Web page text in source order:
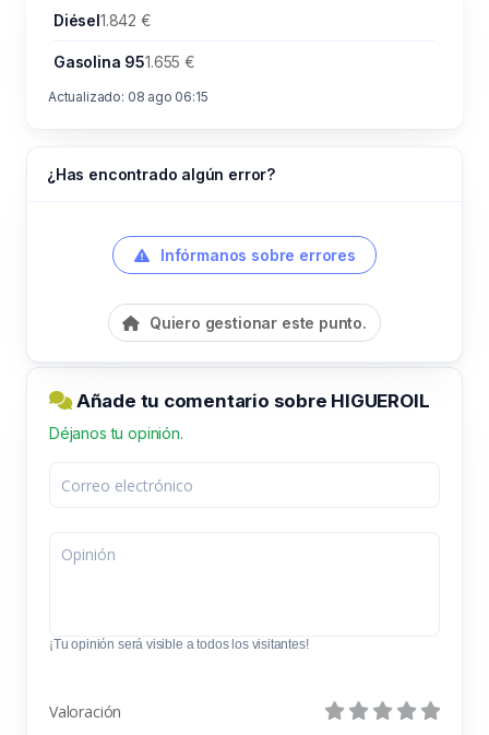
Diésel1.842 €
Gasolina 951.655 €
Actualizado: 08 ago 06:15
¿Has encontrado algún error?
Infórmanos sobre errores
Quiero gestionar este punto.
Añade tu comentario sobre HIGUEROIL
Déjanos tu opinión.
¡Tu opinión será visible a todos los visitantes!
Valoración